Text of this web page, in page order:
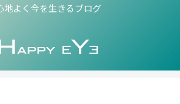
地よく今を生きるブログ